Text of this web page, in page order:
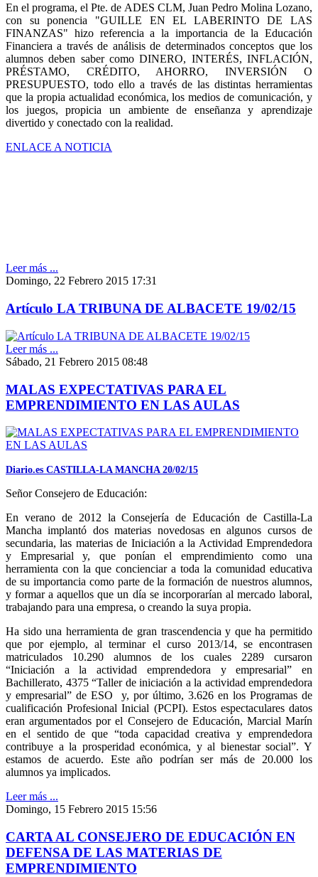
En el programa, el Pte. de ADES CLM, Juan Pedro Molina Lozano,
con su ponencia "GUILLE EN EL LABERINTO DE LAS
FINANZAS" hizo referencia a la importancia de la Educación
Financiera a través de análisis de determinados conceptos que los
alumnos deben saber como DINERO, INTERÉS, INFLACIÓN,
PRÉSTAMO, CRÉDITO, AHORRO, INVERSIÓN O
PRESUPUESTO, todo ello a través de las distintas herramientas
que la propia actualidad económica, los medios de comunicación, y
los juegos, propicia un ambiente de enseñanza y aprendizaje
divertido y conectado con la realidad.
ENLACE A NOTICIA
Leer más ...
Domingo, 22 Febrero 2015 17:31
Artículo LA TRIBUNA DE ALBACETE 19/02/15
Leer más ...
Sábado, 21 Febrero 2015 08:48
MALAS EXPECTATIVAS PARA EL
EMPRENDIMIENTO EN LAS AULAS
Diario.es CASTILLA-LA MANCHA 20/02/15
Señor Consejero de Educación:
En verano de 2012 la Consejería de Educación de Castilla-La
Mancha implantó dos materias novedosas en algunos cursos de
secundaria, las materias de Iniciación a la Actividad Emprendedora
y Empresarial y, que ponían el emprendimiento como una
herramienta con la que concienciar a toda la comunidad educativa
de su importancia como parte de la formación de nuestros alumnos,
y formar a aquellos que un día se incorporarían al mercado laboral,
trabajando para una empresa, o creando la suya propia.
Ha sido una herramienta de gran trascendencia y que ha permitido
que por ejemplo, al terminar el curso 2013/14, se encontrasen
matriculados 10.290 alumnos de los cuales 2289 cursaron
“Iniciación a la actividad emprendedora y empresarial” en
Bachillerato, 4375 “Taller de iniciación a la actividad emprendedora
y empresarial” de ESO y, por último, 3.626 en los Programas de
cualificación Profesional Inicial (PCPI). Estos espectaculares datos
eran argumentados por el Consejero de Educación, Marcial Marín
en el sentido de que “toda capacidad creativa y emprendedora
contribuye a la prosperidad económica, y al bienestar social”. Y
estamos de acuerdo. Este año podrían ser más de 20.000 los
alumnos ya implicados.
Leer más ...
Domingo, 15 Febrero 2015 15:56
CARTA AL CONSEJERO DE EDUCACIÓN EN
DEFENSA DE LAS MATERIAS DE
EMPRENDIMIENTO